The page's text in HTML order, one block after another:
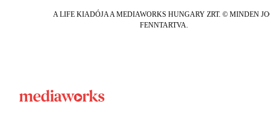
A LIFE KIADÓJA A MEDIAWORKS HUNGARY ZRT. © MINDEN
FENNTARTVA.